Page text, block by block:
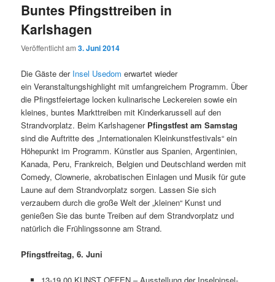
Buntes Pfingsttreiben in
Karlshagen
Veröffentlicht am3. Juni 2014
Die Gäste der Insel Usedom erwartet wieder
ein Veranstaltungshighlight mit umfangreichem Programm. Über
die Pfingstfeiertage locken kulinarische Leckereien sowie ein
kleines, buntes Markttreiben mit Kinderkarussell auf den
Strandvorplatz. Beim Karlshagener Pfingstfest am Samstag
sind die Auftritte des „Internationalen Kleinkunstfestivals“ ein
Höhepunkt im Programm. Künstler aus Spanien, Argentinien,
Kanada, Peru, Frankreich, Belgien und Deutschland werden mit
Comedy, Clownerie, akrobatischen Einlagen und Musik für gute
Laune auf dem Strandvorplatz sorgen. Lassen Sie sich
verzaubern durch die große Welt der „kleinen“ Kunst und
genießen Sie das bunte Treiben auf dem Strandvorplatz und
natürlich die Frühlingssonne am Strand.
Pfingstfreitag, 6. Juni